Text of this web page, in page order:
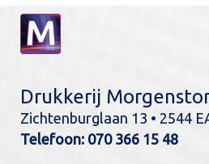
Drukkerij
Zichtenburglaan 13 • 2544
Telefoon: 070 366 15 48